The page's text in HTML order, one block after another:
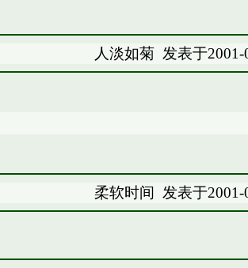
人淡如菊发表于2001-
柔软时间 发表于2001-